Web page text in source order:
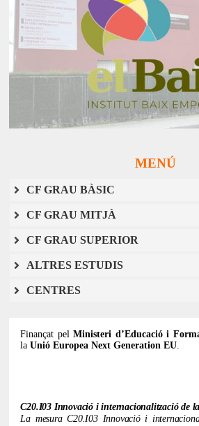
MENÚ
CF GRAU BÀSIC
CF GRAU MITJÀ
CF GRAU SUPERIOR
ALTRES ESTUDIS
CENTRES
Finançat pelMinisteri d’Educació i
laUnió Europea Next Generation EU
C20.I03 Innovació i internacionalització de
La mesura C20.I03 Innovació i